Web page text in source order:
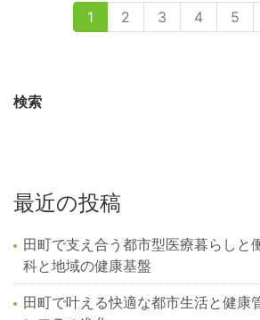
1 2 3 4 5
検索
最近の投稿
田町で支え合う都市型医療暮らしと
科と地域の健康基盤
田町で叶える快適な都市生活と健康